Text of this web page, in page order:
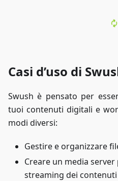
Casi d’uso di
Swush è pensato per
tuoi contenuti digitali e
modi diversi:
Gestire e organizzare
Creare un media
streaming dei